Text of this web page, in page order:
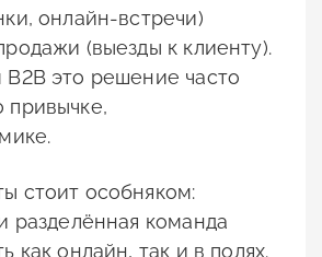
онлайн-встречи)
(выезды к клиенту).
это решение часто
привычке,
стоит особняком:
разделённая команда
как онлайн, так и в полях.